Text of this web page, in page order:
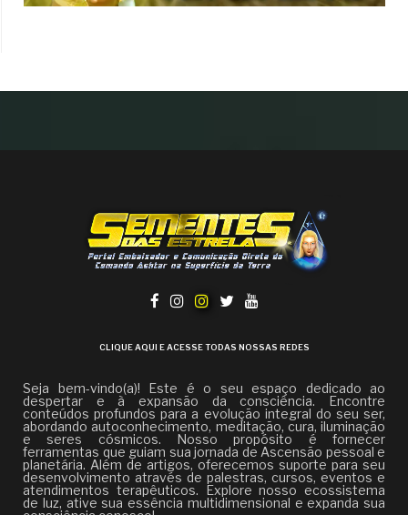
CLIQUE AQUI E ACESSE TODAS NOSSAS REDES
Seja bem-vindo(a)! Este é o seu espaço dedicado ao
despertar e à expansão da consciência. Encontre
conteúdos profundos para a evolução integral do seu ser,
abordando autoconhecimento, meditação, cura, iluminação
e seres cósmicos. Nosso propósito é fornecer
ferramentas que guiam sua jornada de Ascensão pessoal e
planetária. Além de artigos, oferecemos suporte para seu
desenvolvimento através de palestras, cursos, eventos e
atendimentos terapêuticos. Explore nosso ecossistema
de luz, ative sua essência multidimensional e expanda sua